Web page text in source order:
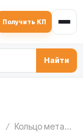
Получить КП
Найти
Кольцо металлическое C.M. MB 1500 — со стороны редуктора, 2.005.00.160